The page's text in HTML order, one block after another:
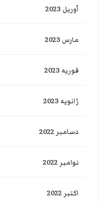
آوریل 2023
مارس 2023
فوریه 2023
ژانویه 2023
دسامبر 2022
نوامبر 2022
اکتبر 2022